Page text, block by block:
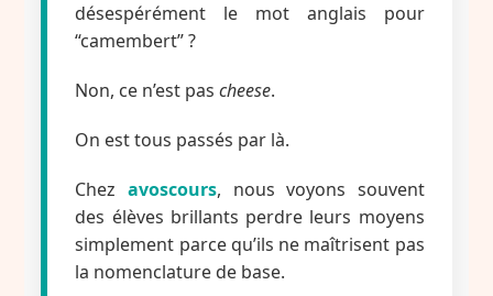
désespérément le mot anglais pour
“camembert” ?
Non, ce n’est pascheese.
On est tous passés par là.
Chez avoscours, nous voyons souvent
des élèves brillants perdre leurs moyens
simplement parce qu’ils ne maîtrisent pas
la nomenclature de base.